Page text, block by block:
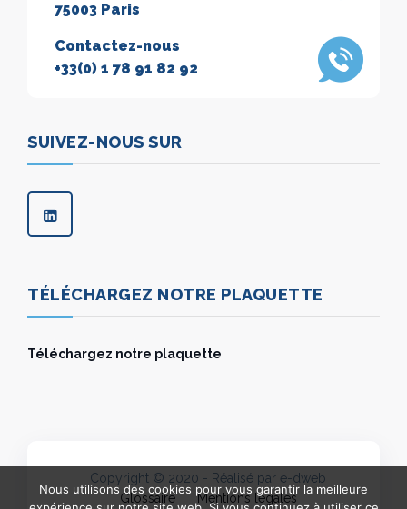
75003 Paris
Contactez-nous
+33(0) 1 78 91 82 92
SUIVEZ-NOUS SUR
TÉLÉCHARGEZ NOTRE PLAQUETTE
Téléchargez notre plaquette
Copyright © 2020 - Réalisé par e-dweb
Glossaire
Mentions légales
Nous utilisons des cookies pour vous garantir la meilleure